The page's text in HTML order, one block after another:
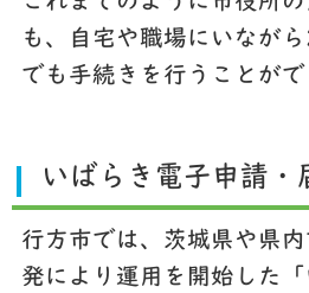
も、自宅や職場にいなが
でも手続きを行うことがで
いばらき電子申請・
行方市では、茨城県や県
発により運用を開始した「